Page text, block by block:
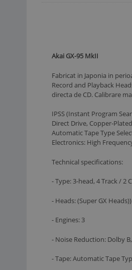
Akai GX-95 MkII
Fabricat in Japonia in
Record and
directa de CD. Calibrare
IPSS (Instant Program
Direct Drive, Copper-
Automatic Tape Type
Electronics: High
Technical specifications:
- Type: 3-head, 4 Track / 2
- Heads: (Super GX
- Engines: 3
- Noise Reduction: Dolby B,
- Tape: Automatic Tape